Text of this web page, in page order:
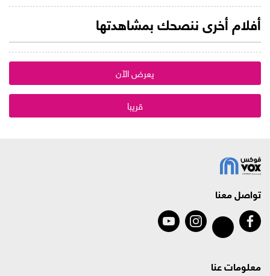
أفلام أخرى ننصحك بمشاهدتها
يعرض الآن
قريبا
تواصل معنا
معلومات عنا